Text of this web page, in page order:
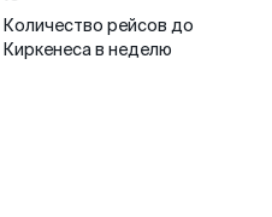
Количество рейсов до
Киркенеса в неделю